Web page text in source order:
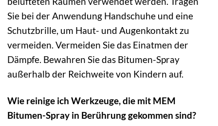
Sie bei der Anwendung Handschuhe und eine
Schutzbrille, um Haut- und Augenkontakt zu
vermeiden. Vermeiden Sie das Einatmen der
Dämpfe. Bewahren Sie das Bitumen-Spray
außerhalb der Reichweite von Kindern auf.
Wie reinige ich Werkzeuge, die mit MEM
Bitumen-Spray in Berührung gekommen sind?